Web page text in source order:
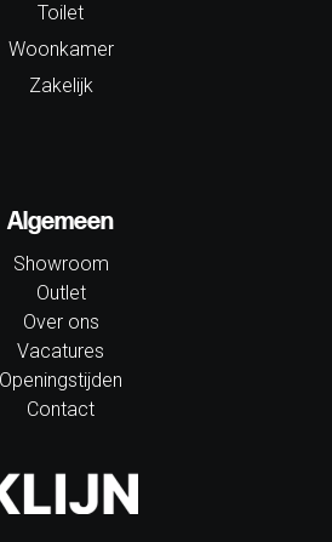
Toilet
Woonkamer
Zakelijk
Algemeen
Showroom
Outlet
Over ons
Vacatures
Openingstijden
Contact